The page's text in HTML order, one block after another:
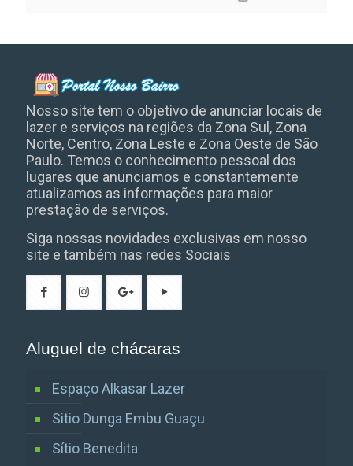
Nosso site tem o objetivo de anunciar locais de
lazer e serviços na regiões da Zona Sul, Zona
Norte, Centro, Zona Leste e Zona Oeste de São
Paulo. Temos o conhecimento pessoal dos
lugares que anunciamos e constantemente
atualizamos as informações para maior
prestação de serviços.
Siga nossas novidades exclusivas em nosso
site e também nas redes Sociais
Aluguel de chácaras
Espaço Alkasar Lazer
Sitio Dunga Embu Guaçu
Sítio Benedita